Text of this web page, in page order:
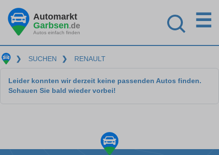
Automarkt
Garbsen.de
Autos einfach finden
☰
❯ SUCHEN ❯ RENAULT
Leider konnten wir derzeit keine passenden Autos finden.
Schauen Sie bald wieder vorbei!